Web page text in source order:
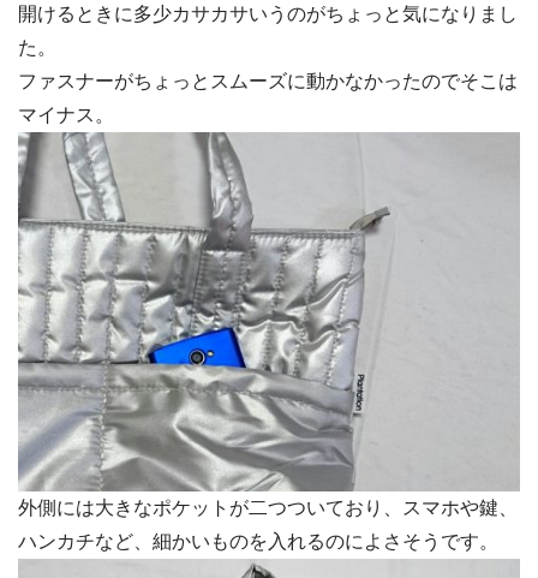
開けるときに多少カサカサいうのがちょっと気になりまし
た。
ファスナーがちょっとスムーズに動かなかったのでそこは
マイナス。
外側には大きなポケットが二つついており、スマホや鍵、
ハンカチなど、細かいものを入れるのによさそうです。